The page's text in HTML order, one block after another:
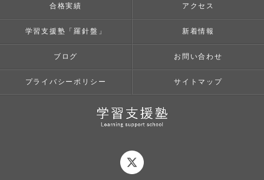
合格実績 アクセス
学習支援塾「羅針盤」 新着情報
ブログ お問い合わせ
プライバシーポリシー サイトマップ